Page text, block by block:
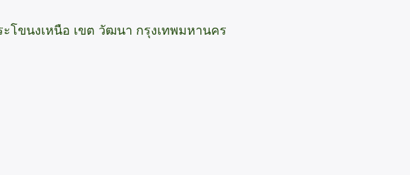
ขนงเหนือ เขต วัฒนา กรุงเทพมหานคร